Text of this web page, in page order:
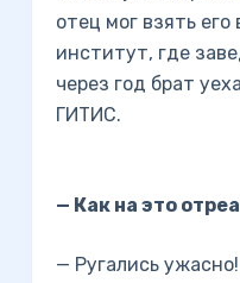
отец мог взять
институт, где
через год брат
ГИТИС.
— Как на это
— Ругались